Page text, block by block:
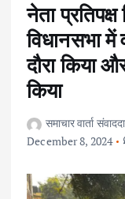
नेता
विधानसभा में
दौरा किया
किया
समाचार वार्ता
December 8, 2024